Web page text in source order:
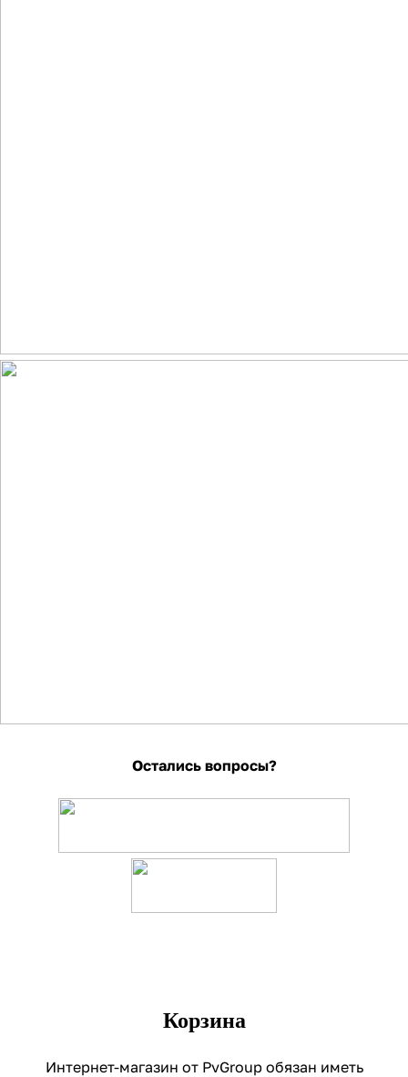
Остались вопросы?
Корзина
Интернет-магазин от PvGroup обязан иметь